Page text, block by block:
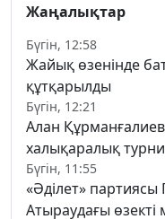
Жаңалықтар
Бүгін, 12:58
Жайық өзенінде
құтқарылды
Бүгін, 12:21
Алан
халықаралық
Бүгін, 11:55
«Әділет»
Атыраудағы өзекті